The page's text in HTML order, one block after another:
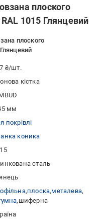
плоского
1015 Глянцевий
плоского
₴/шт.
кістка
мм
покрівлі
коника
сталь
плоска металева
шиферна